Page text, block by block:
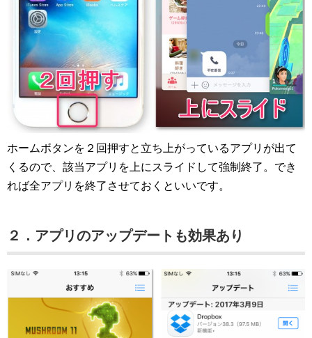
ホームボタンを２回押すと立ち上がっているアプリが出て
くるので、該当アプリを上にスライドして強制終了。でき
れば全アプリを終了させておくといいです。
２．アプリのアップデートも効果あり